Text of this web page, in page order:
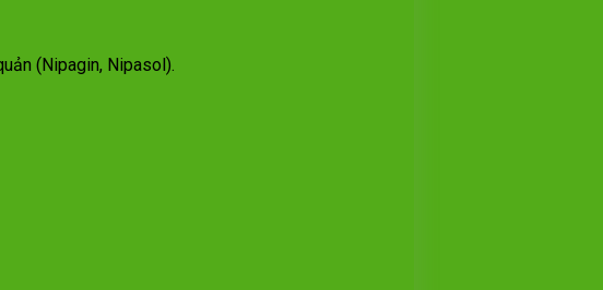
(Nipagin, Nipasol).